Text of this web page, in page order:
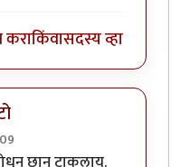
कराकिंवासदस्य व्हा
byअहिरावण